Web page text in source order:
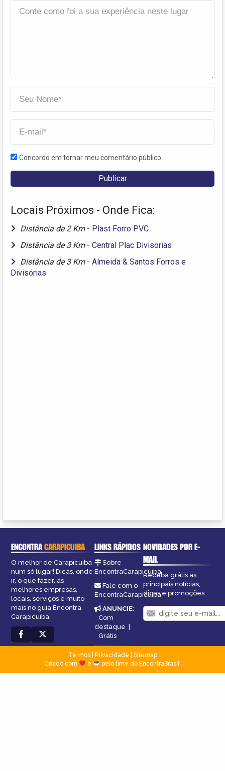
Concordo em tornar meu comentário público
Locais Próximos - Onde Fica:
Distância de 2 Km - Plast Forro PVC
Distância de 3 Km - Central Plac Divisorias
Distância de 3 Km - Almeida & Santos Forros e
Divisórias
ENCONTRACARAPICUIBA
O melhor de Carapicuiba
num só lugar! Dicas, onde
ir, o que fazer, as
melhores empresas,
locais, serviços e muito
mais no guia Encontra
Carapicuiba.
LINKS RÁPIDOS
Sobre
EncontraCarapicuiba
Fale com o
EncontraCarapicuiba
ANUNCIE:
Com
destaque |
Grátis
NOVIDADES POR E-
MAIL
Receba grátis as
principais notícias,
dicas e promoções
Termos| Privacidade
Sitemap
Criado com
e pelo time do EncontraBrasil